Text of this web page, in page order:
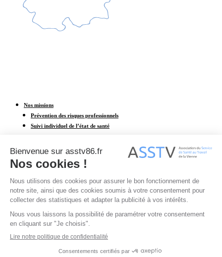
Nos missions
Prévention des risques professionnels
Suivi individuel de l’état de santé
Nous rejoindre
Accès au portail adhérent
Mentions légales-Politique de confidentialité
© ASSTV 86 - Tous droits réservés.